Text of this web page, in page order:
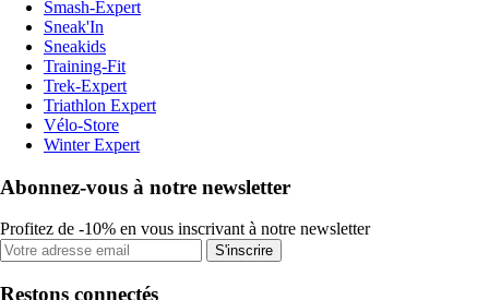
Smash-Expert
Sneak'In
Sneakids
Training-Fit
Trek-Expert
Triathlon Expert
Vélo-Store
Winter Expert
Abonnez-vous à notre newsletter
Profitez de -10% en vous inscrivant à notre newsletter
S'inscrire
Restons connectés